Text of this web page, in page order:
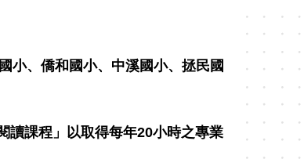
小、僑和國小、中溪國小、拯民國
讀課程」以取得每年20小時之專業